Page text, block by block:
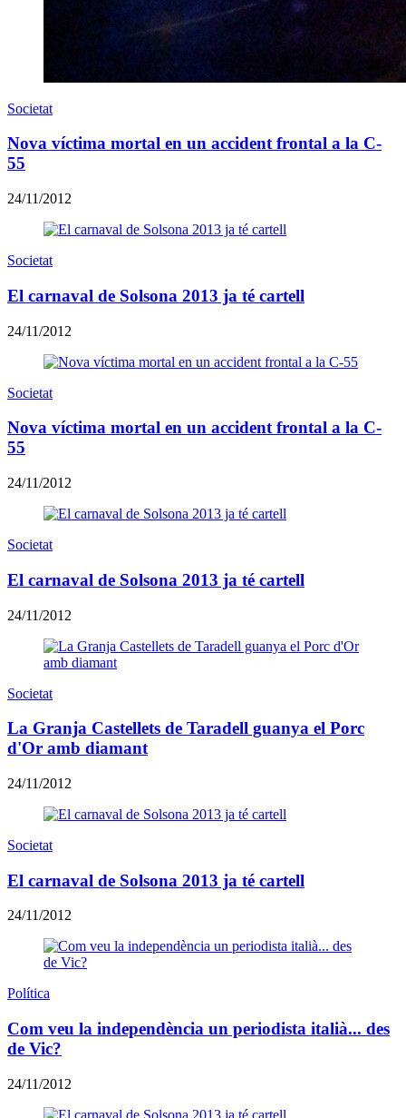
Societat
Nova víctima mortal en un accident frontal a la C-
55
24/11/2012
Societat
El carnaval de Solsona 2013 ja té cartell
24/11/2012
Societat
Nova víctima mortal en un accident frontal a la C-
55
24/11/2012
Societat
El carnaval de Solsona 2013 ja té cartell
24/11/2012
Societat
La Granja Castellets de Taradell guanya el Porc
d'Or amb diamant
24/11/2012
Societat
El carnaval de Solsona 2013 ja té cartell
24/11/2012
Política
Com veu la independència un periodista italià... des
de Vic?
24/11/2012